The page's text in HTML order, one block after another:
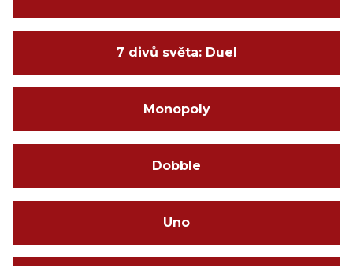
7 divů světa: Duel
Monopoly
Dobble
Uno